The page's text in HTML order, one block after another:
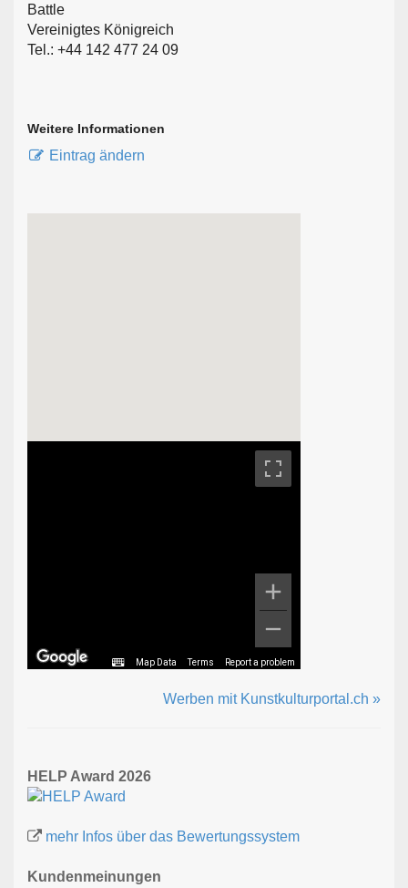
Battle
Vereinigtes Königreich
Tel.: +44 142 477 24 09
Weitere Informationen
Eintrag ändern
Map Data Terms Report a problem
Werben mit Kunstkulturportal.ch »
HELP Award 2026
mehr Infos über das Bewertungssystem
Kundenmeinungen